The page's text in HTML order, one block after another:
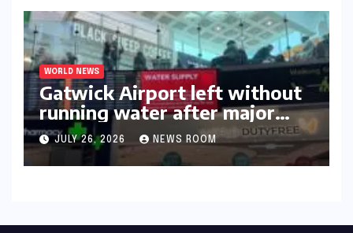
WORLD NEWS
Gatwick Airport left without
running water after major
outage​​
JULY 26, 2026 NEWS ROOM